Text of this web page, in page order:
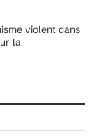
violent dans
la